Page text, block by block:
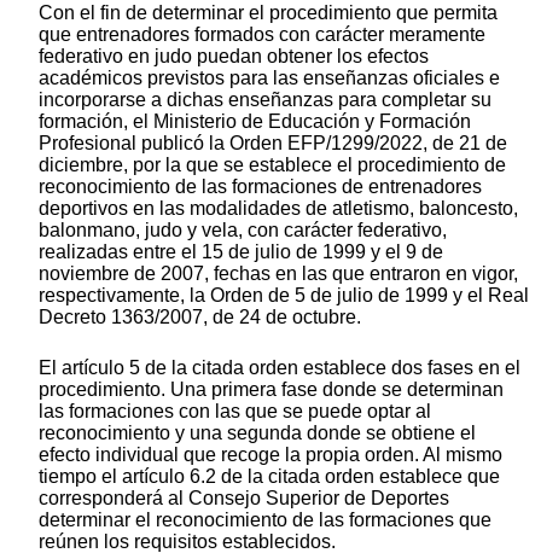
Con el fin de determinar el procedimiento que permita
que entrenadores formados con carácter meramente
federativo en judo puedan obtener los efectos
académicos previstos para las enseñanzas oficiales e
incorporarse a dichas enseñanzas para completar su
formación, el Ministerio de Educación y Formación
Profesional publicó la Orden EFP/1299/2022, de 21 de
diciembre, por la que se establece el procedimiento de
reconocimiento de las formaciones de entrenadores
deportivos en las modalidades de atletismo, baloncesto,
balonmano, judo y vela, con carácter federativo,
realizadas entre el 15 de julio de 1999 y el 9 de
noviembre de 2007, fechas en las que entraron en vigor,
respectivamente, la Orden de 5 de julio de 1999 y el Real
Decreto 1363/2007, de 24 de octubre.
El artículo 5 de la citada orden establece dos fases en el
procedimiento. Una primera fase donde se determinan
las formaciones con las que se puede optar al
reconocimiento y una segunda donde se obtiene el
efecto individual que recoge la propia orden. Al mismo
tiempo el artículo 6.2 de la citada orden establece que
corresponderá al Consejo Superior de Deportes
determinar el reconocimiento de las formaciones que
reúnen los requisitos establecidos.